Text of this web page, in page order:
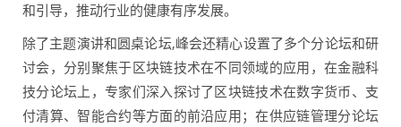
和引导，推动行业的健康有序发展。
除了主题演讲和圆桌论坛,峰会还精心设置了多个分论坛和研
讨会，分别聚焦于区块链技术在不同领域的应用，在金融科
技分论坛上，专家们深入探讨了区块链技术在数字货币、支
付清算、智能合约等方面的前沿应用；在供应链管理分论坛